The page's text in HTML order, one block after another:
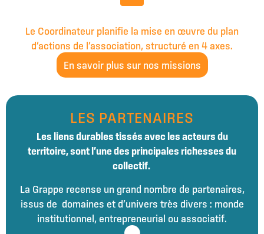
Le Coordinateur planifie la mise en œuvre du plan
d’actions de l’association, structuré en 4 axes.
En savoir plus sur nos missions
LES PARTENAIRES
Les liens durables tissés avec les acteurs du
territoire, sont l’une des principales richesses du
collectif.
La Grappe recense un grand nombre de partenaires,
issus de domaines et d’univers très divers : monde
institutionnel, entrepreneurial ou associatif.